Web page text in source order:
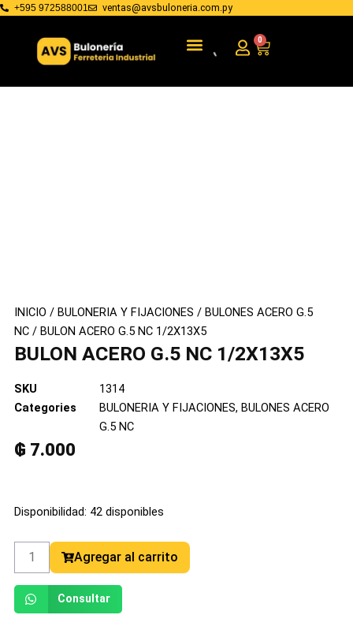
Ir
contenido
+595 972588001 ventas@avsbuloneria.com.py
Menu 0 Cart
INICIO / BULONERIA Y FIJACIONES / BULONES ACERO G.5
NC/ BULON ACERO G.5 NC 1/2X13X5
BULON ACERO G.5 NC 1/2X13X5
SKU
1314
Categories
BULONERIA Y FIJACIONES, BULONES ACERO
G.5 NC
₲ 7.000
Disponibilidad: 42 disponibles
ACERO
1/2X13X5
Agregar al carrito
Consultar